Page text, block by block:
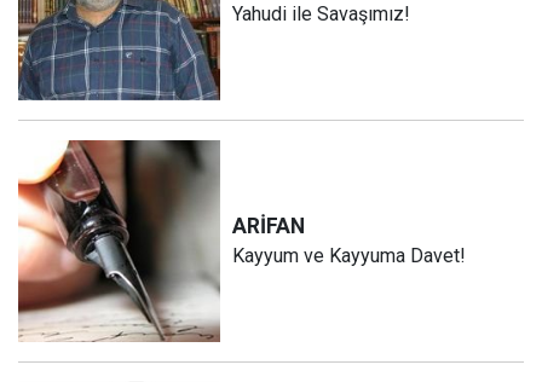
Yahudi ile Savaşımız!
ARİFAN
Kayyum ve Kayyuma Davet!